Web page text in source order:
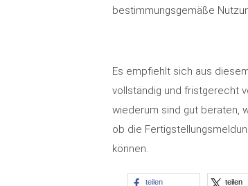
bestimmungsgemäße
Es empfiehlt sich aus
vollständig und fristgerecht
wiederum sind gut beraten,
ob die
können.
teilen teilen